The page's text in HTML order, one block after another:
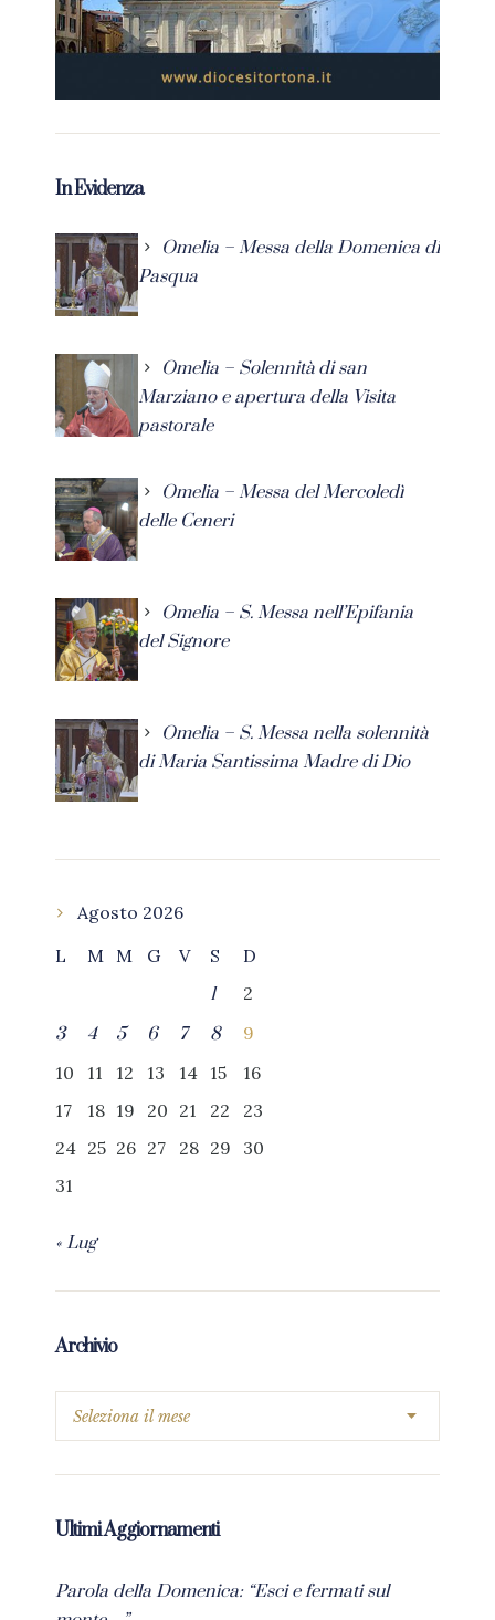
In Evidenza
Omelia – Messa della Domenica di
Pasqua
Omelia – Solennità di san
Marziano e apertura della Visita
pastorale
Omelia – Messa del Mercoledì
delle Ceneri
Omelia – S. Messa nell’Epifania
del Signore
Omelia – S. Messa nella solennità
di Maria Santissima Madre di Dio
Agosto 2026
L
M M G V S
D
1
2
3
4 5 6 7 8
9
10
11 12 13 14 15
16
17
18 19 20 21 22
23
24 25 26 27 28 29
30
31
« Lug
Archivio
Ultimi Aggiornamenti
Parola della Domenica: “Esci e fermati sul